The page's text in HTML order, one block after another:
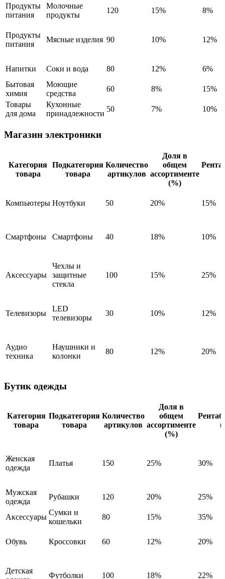
Продукты
питания
Молочные
продукты
120 15% 8%
Продукты
питания
Мясные изделия 90 10% 12%
Напитки Соки и вода 80 12%
6%
Бытовая
химия
Моющие
средства
60 8%
15%
Товары
для дома
Кухонные
принадлежности
50 7% 10%
Магазин электроники
Категория
товара
Подкатегория
товара
Количество
артикулов
Доля в
общем
ассортименте
(%)
Компьютеры Ноутбуки 50 20% 15%
Смартфоны Смартфоны 40 18% 10%
Аксессуары
Чехлы и
защитные
стекла
100 15% 25%
Телевизоры
LED
телевизоры
30 10% 12%
Аудио
техника
Наушники и
колонки
80 12% 20%
Бутик одежды
Категория
товара
Подкатегория
товара
Количество
артикулов
Доля в
общем
ассортименте
(%)
Женская
одежда
Платья 150 25% 30%
Мужская
одежда
Рубашки 120 20% 25%
Аксессуары
Сумки и
кошельки
80 15% 35%
Обувь Кроссовки 60 12% 20%
Детская
Футболки 100 18% 22%